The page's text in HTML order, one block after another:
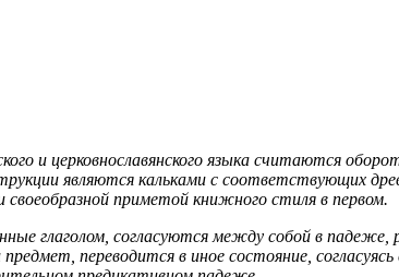
и церковнославянского языка считаются
являются кальками с соответствующих
своеобразной приметой книжного стиля в первом.
глаголом, согласуются между собой в падеже,
переводится в иное состояние,